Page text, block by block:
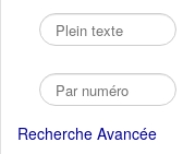
Recherche Avancée